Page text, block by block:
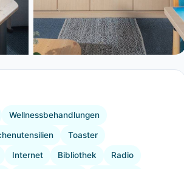
Wellnessbehandlungen
Toaster
Internet Bibliothek Radio